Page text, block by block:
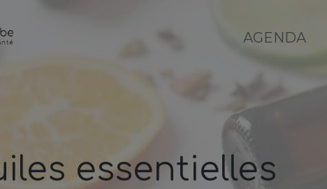
AGENDA
essentielles